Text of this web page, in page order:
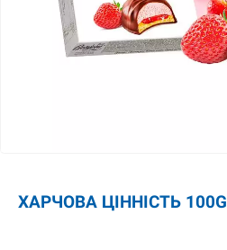
ХАРЧОВА ЦІННІСТЬ 100G